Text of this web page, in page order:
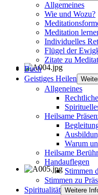
Allgemeines
Wie und Wozu?
Meditation
Individuelles
Flügel der
Zitate zu
Buch
Geistiges Heilen
Allgeneines
Heilsame
Warum
Heilsame
Handauflegen
Stimmen
Stimmen zu
Spiritualität Weitere